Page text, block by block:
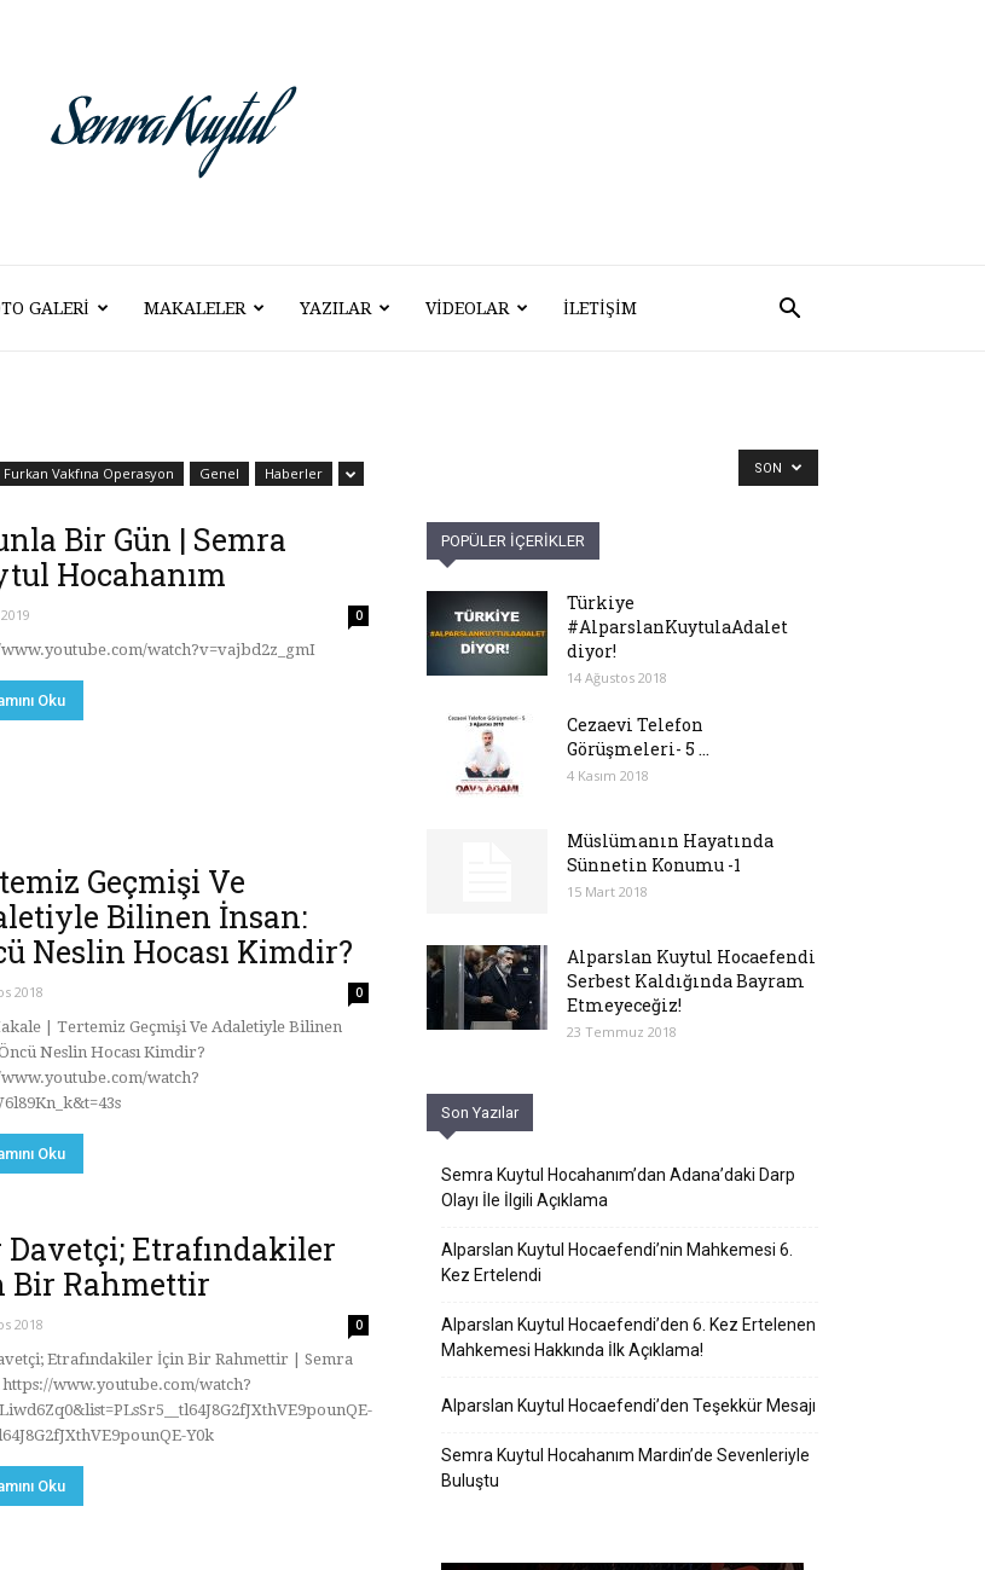
Semra
Kuytul
GALERI MAKALELER YAZILAR VIDEOLAR İLETIŞIM
Furkan Vakfına Operasyon Genel Haberler SON
Bir Gün | Semra
Hocahanım
0
watch?v=vajbd2z_gmI
Oku
Geçmişi Ve
Bilinen İnsan:
Neslin Hocası Kimdir?
2018 0
| Tertemiz Geçmişi Ve Adaletiyle Bilinen
Neslin Hocası Kimdir?
watch?
Oku
Davetçi; Etrafındakiler
Bir Rahmettir
2018 0
Etrafındakiler İçin Bir Rahmettir | Semra
www.youtube.com/watch?
Y0k
Oku
POPÜLER İÇERİKLER
Türkiye
#AlparslanKuytulaAdalet
diyor!
14 Ağustos 2018
Cezaevi Telefon
Görüşmeleri- 5 ...
4 Kasım 2018
Müslümanın Hayatında
Sünnetin Konumu -1
15 Mart 2018
Alparslan Kuytul Hocaefendi
Serbest Kaldığında Bayram
Etmeyeceğiz!
23 Temmuz 2018
Son Yazılar
Semra Kuytul Hocahanım’dan Adana’daki Darp
Olayı İle İlgili Açıklama
Alparslan Kuytul Hocaefendi’nin Mahkemesi 6.
Kez Ertelendi
Alparslan Kuytul Hocaefendi’den 6. Kez Ertelenen
Mahkemesi Hakkında İlk Açıklama!
Alparslan Kuytul Hocaefendi’den Teşekkür Mesajı
Semra Kuytul Hocahanım Mardin’de Sevenleriyle
Buluştu